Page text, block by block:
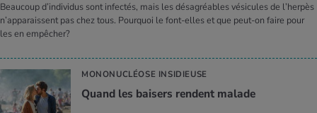
Beaucoup d’individus sont infectés, mais les désagréables vésicules de l’herpès
n’apparaissent pas chez tous. Pourquoi le font-elles et que peut-on faire pour
les en empêcher?
MONONUCLÉOSE INSIDIEUSE
Quand les bai­sers rendent malade